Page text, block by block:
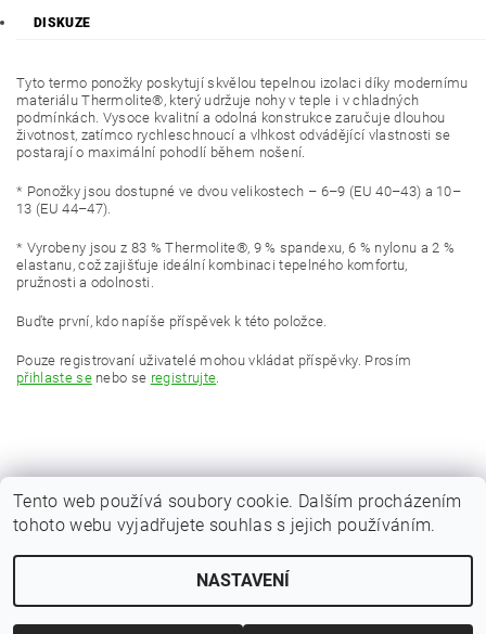
DISKUZE
Tyto termo ponožky poskytují skvělou tepelnou izolaci díky modernímu
materiálu Thermolite®, který udržuje nohy v teple i v chladných
podmínkách. Vysoce kvalitní a odolná konstrukce zaručuje dlouhou
životnost, zatímco rychleschnoucí a vlhkost odvádějící vlastnosti se
postarají o maximální pohodlí během nošení.
* Ponožky jsou dostupné ve dvou velikostech – 6–9 (EU 40–43) a 10–
13 (EU 44–47).
* Vyrobeny jsou z 83 % Thermolite®, 9 % spandexu, 6 % nylonu a 2 %
elastanu, což zajišťuje ideální kombinaci tepelného komfortu,
pružnosti a odolnosti.
Buďte první, kdo napíše příspěvek k této položce.
Pouze registrovaní uživatelé mohou vkládat příspěvky. Prosím
přihlaste senebo se registrujte.
Zboží.cz Heureka.cz
2026 © Kaprařina.cz, všechna práva vyhrazenaUpravit nastavení cookies
Tento web používá soubory cookie. Dalším procházením
tohoto webu vyjadřujete souhlas s jejich používáním.
NASTAVENÍ